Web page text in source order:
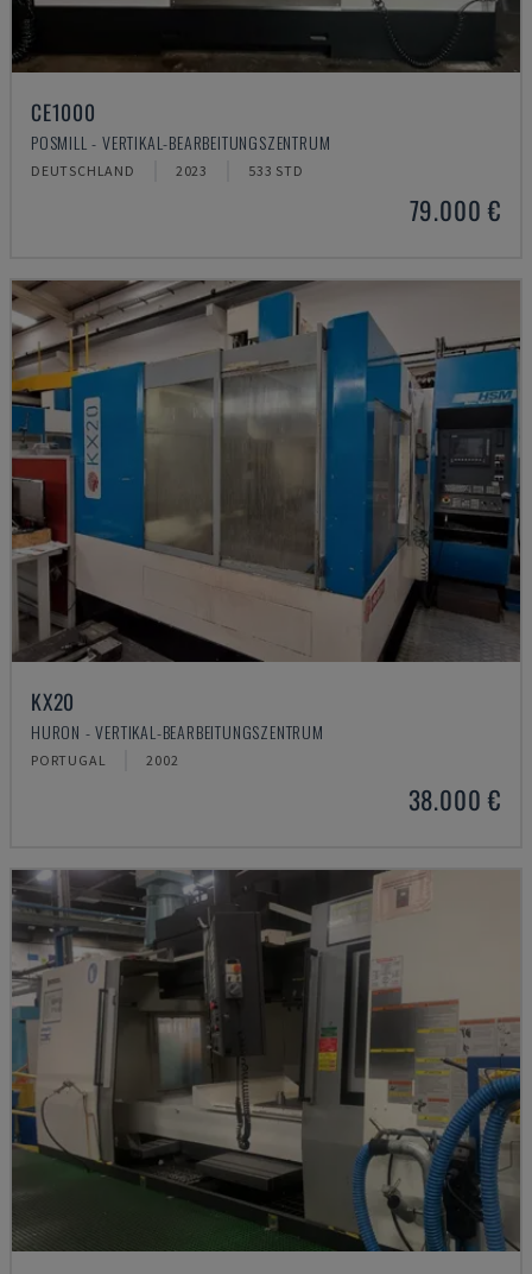
CE1000
POSMILL - VERTIKAL-BEARBEITUNGSZENTRUM
DEUTSCHLAND 2023 533 STD
79.000 €
KX20
HURON - VERTIKAL-BEARBEITUNGSZENTRUM
PORTUGAL 2002
38.000 €